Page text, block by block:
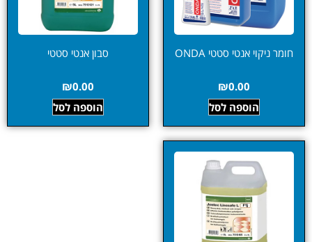
חומר ניקוי אנטי סטטי ONDA
₪0.00
הוספה לסל
סבון אנטי סטטי
₪0.00
הוספה לסל